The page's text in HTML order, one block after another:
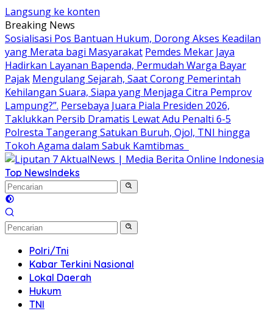
Langsung ke konten
Breaking News
Sosialisasi Pos Bantuan Hukum, Dorong Akses Keadilan
yang Merata bagi Masyarakat Pemdes Mekar Jaya
Hadirkan Layanan Bapenda, Permudah Warga Bayar
Pajak Mengulang Sejarah, Saat Corong Pemerintah
Kehilangan Suara, Siapa yang Menjaga Citra Pemprov
Lampung?”. Persebaya Juara Piala Presiden 2026,
Taklukkan Persib Dramatis Lewat Adu Penalti 6-5
Polresta Tangerang Satukan Buruh, Ojol, TNI hingga
Tokoh Agama dalam Sabuk Kamtibmas
Top NewsIndeks
Polri/Tni
Kabar Terkini Nasional
Lokal Daerah
Hukum
TNI